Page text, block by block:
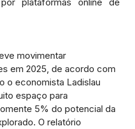
movimentar
em 2025, de acordo com
o economista Ladislau
espaço para
5% do potencial da
O relatório